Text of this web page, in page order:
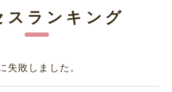
スランキング
失敗しました。